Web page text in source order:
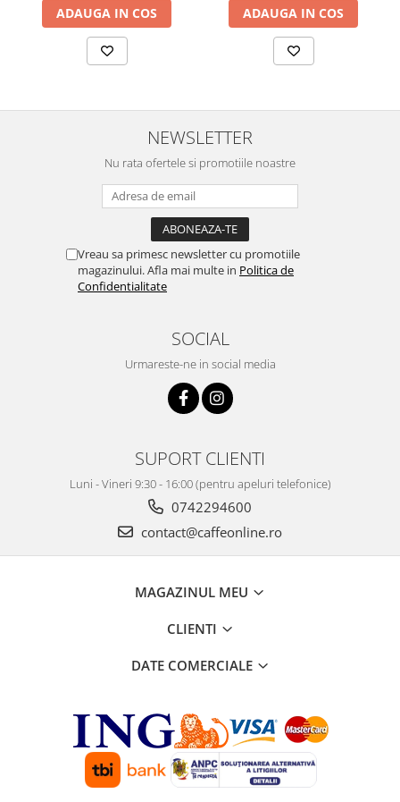
ADAUGA IN COS ADAUGA IN COS
NEWSLETTER
Nu rata ofertele si promotiile noastre
Vreau sa primesc newsletter cu promotiile
magazinului. Afla mai multe in Politica de
Confidentialitate
SOCIAL
Urmareste-ne in social media
SUPORT CLIENTI
Luni - Vineri 9:30 - 16:00 (pentru apeluri telefonice)
0742294600
contact@caffeonline.ro
MAGAZINUL MEU
CLIENTI
DATE COMERCIALE